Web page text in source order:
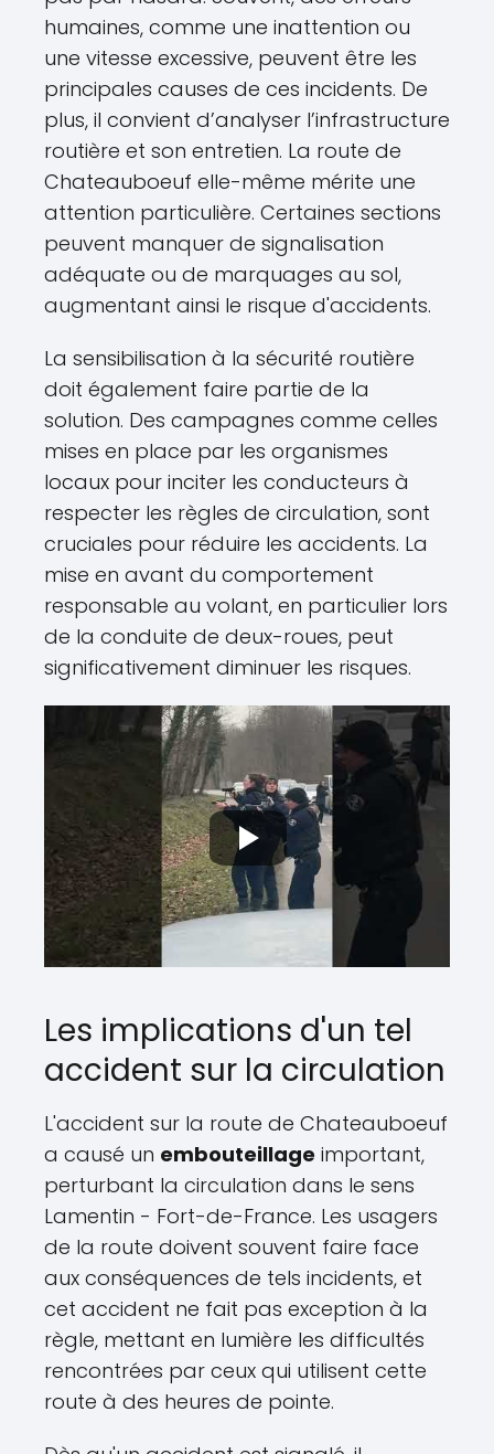
humaines, comme une inattention ou
une vitesse excessive, peuvent être les
principales causes de ces incidents. De
plus, il convient d’analyser l’infrastructure
routière et son entretien. La route de
Chateauboeuf elle-même mérite une
attention particulière. Certaines sections
peuvent manquer de signalisation
adéquate ou de marquages au sol,
augmentant ainsi le risque d'accidents.
La sensibilisation à la sécurité routière
doit également faire partie de la
solution. Des campagnes comme celles
mises en place par les organismes
locaux pour inciter les conducteurs à
respecter les règles de circulation, sont
cruciales pour réduire les accidents. La
mise en avant du comportement
responsable au volant, en particulier lors
de la conduite de deux-roues, peut
significativement diminuer les risques.
Les implications d'un tel
accident sur la circulation
L'accident sur la route de Chateauboeuf
a causé un embouteillage important,
perturbant la circulation dans le sens
Lamentin - Fort-de-France. Les usagers
de la route doivent souvent faire face
aux conséquences de tels incidents, et
cet accident ne fait pas exception à la
règle, mettant en lumière les difficultés
rencontrées par ceux qui utilisent cette
route à des heures de pointe.